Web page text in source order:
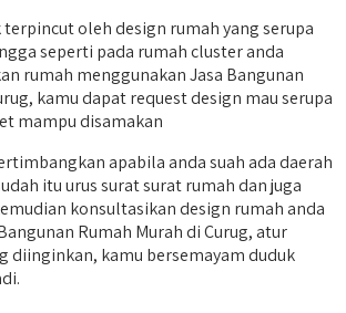
oleh design rumah yang serupa
seperti pada rumah cluster anda
rumah menggunakan Jasa Bangunan
kamu dapat request design mau serupa
mampu disamakan
apabila anda suah ada daerah
itu urus surat surat rumah dan juga
konsultasikan design rumah anda
Rumah Murah di Curug, atur
diinginkan, kamu bersemayam duduk